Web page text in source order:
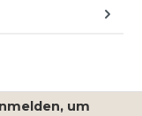
um